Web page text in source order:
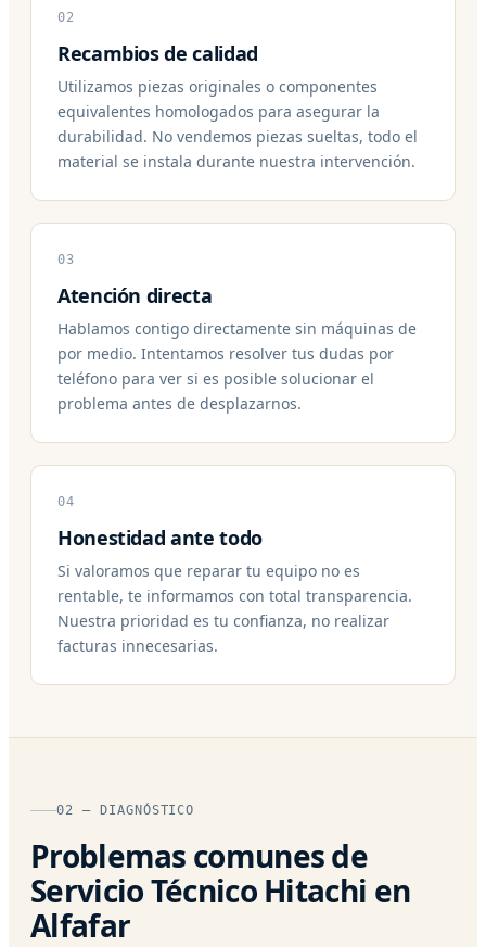
02
Recambios de calidad
Utilizamos piezas originales o componentes
equivalentes homologados para asegurar la
durabilidad. No vendemos piezas sueltas, todo el
material se instala durante nuestra intervención.
03
Atención directa
Hablamos contigo directamente sin máquinas de
por medio. Intentamos resolver tus dudas por
teléfono para ver si es posible solucionar el
problema antes de desplazarnos.
04
Honestidad ante todo
Si valoramos que reparar tu equipo no es
rentable, te informamos con total transparencia.
Nuestra prioridad es tu confianza, no realizar
facturas innecesarias.
02 — DIAGNÓSTICO
Problemas comunes de
Servicio Técnico Hitachi en
Alfafar